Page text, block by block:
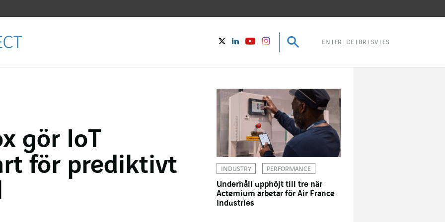
TwitterLinkedInYoutubeinstagram EN FR DE BR SV ES
Sök
gör IoT
för prediktivt
INDUSTRY PERFORMANCE
Underhåll upphöjt till tre när
Actemium arbetar för Air France
Industries